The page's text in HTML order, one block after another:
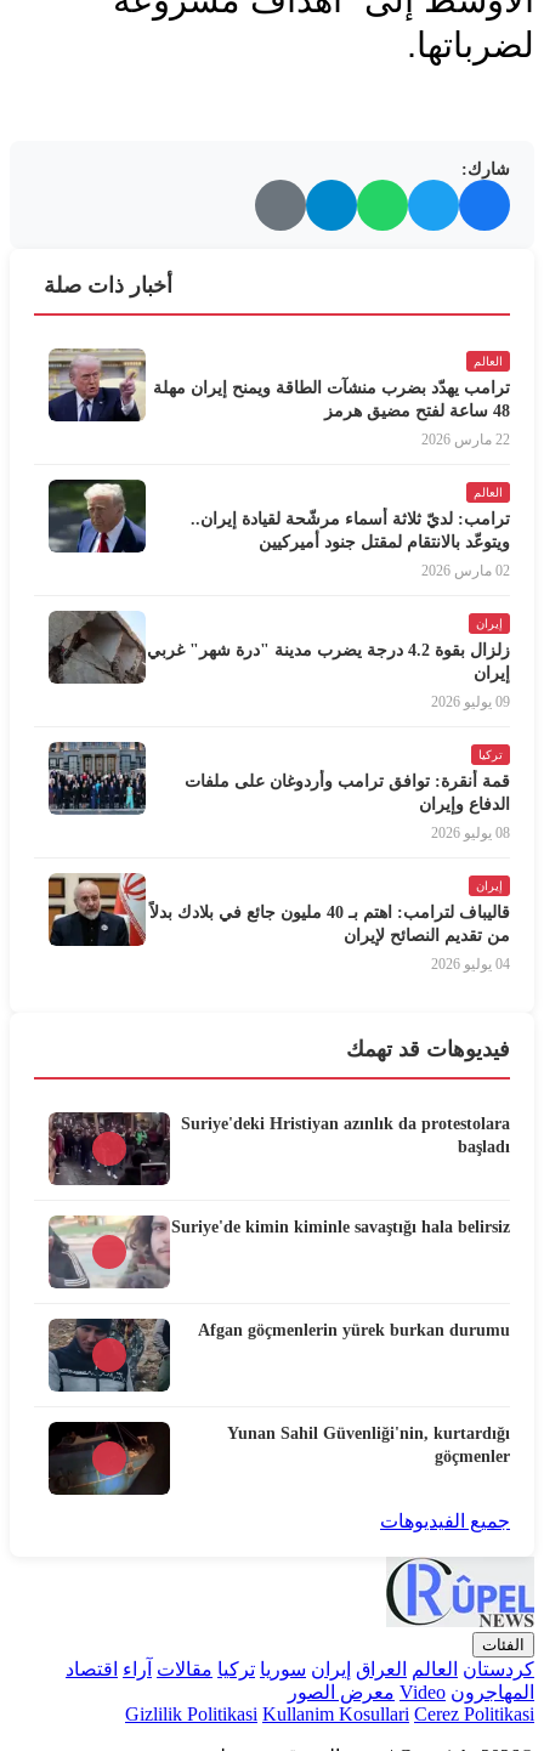
لضرباتها.
شارك:
أخبار ذات صلة
العالم
ترامب يهدّد بضرب منشآت الطاقة ويمنح إيران مهلة
48 ساعة لفتح مضيق هرمز
22 مارس 2026
العالم
ترامب: لديّ ثلاثة أسماء مرشّحة لقيادة إيران..
ويتوعّد بالانتقام لمقتل جنود أميركيين
02 مارس 2026
إيران
زلزال بقوة 4.2 درجة يضرب مدينة "درة شهر" غربي
إيران
09 يوليو 2026
تركيا
قمة أنقرة: توافق ترامب وأردوغان على ملفات
الدفاع وإيران
08 يوليو 2026
إيران
قاليباف لترامب: اهتم بـ 40 مليون جائع في بلادك بدلاً
من تقديم النصائح لإيران
04 يوليو 2026
فيديوهات قد تهمك
Suriye'deki Hristiyan azınlık da protestolara
başladı
Suriye'de kimin kiminle savaştığı hala belirsiz
Afgan göçmenlerin yürek burkan durumu
Yunan Sahil Güvenliği'nin, kurtardığı
göçmenler
جميع الفيديوهات
الفئات
كردستان العالم العراق إيران سوريا تركيا مقالات آراء اقتصاد
المهاجرون Video معرض الصور
Gizlilik Politikasi Kullanim Kosullari Cerez Politikasi